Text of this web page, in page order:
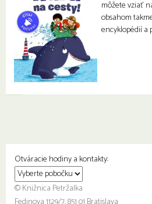
môžete vziať
obsahom
encyklopédií a
Otváracie hodiny a kontakty:
© Knižnica Petržalka